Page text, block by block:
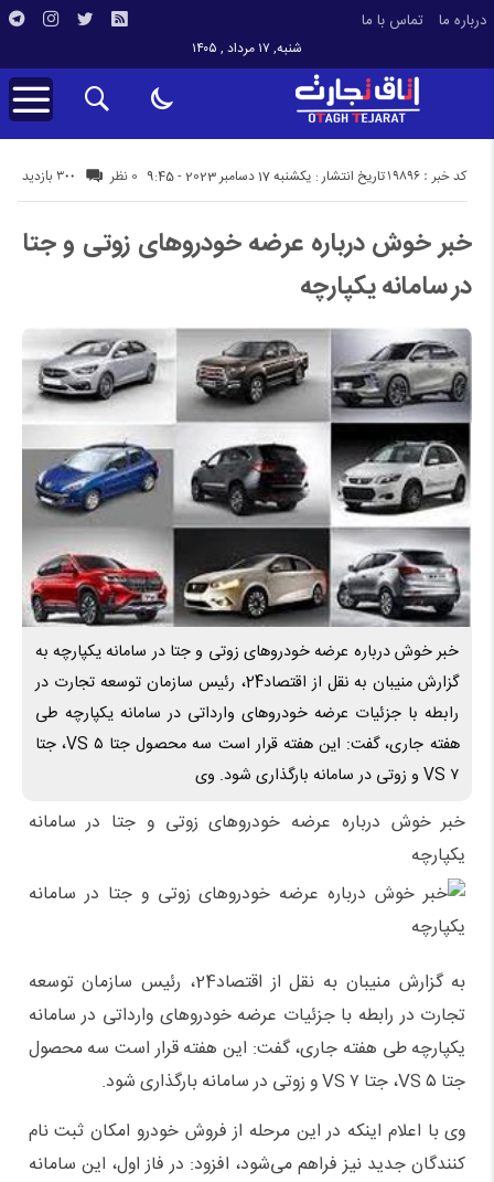
درباره ما تماس با ما
شنبه, ۱۷ مرداد , ۱۴۰۵
تاریخ انتشار : یکشنبه 17 دسامبر 2023 - 9:45 300 بازدید کد خبر : 19896 0 نظر
خبر خوش درباره عرضه خودرو‌های زوتی و جتا
در سامانه یکپارچه
خبر خوش درباره عرضه خودرو‌های زوتی و جتا در سامانه یکپارچه به
گزارش منیبان به نقل از اقتصاد24، رئیس سازمان توسعه تجارت در
رابطه با جزئیات عرضه خودرو‌های وارداتی در سامانه یکپارچه طی
هفته جاری، گفت: این هفته قرار است سه محصول جتا VS ۵، جتا
VS ۷ و زوتی در سامانه بارگذاری شود. وی
خبر خوش درباره عرضه خودرو‌های زوتی و جتا در سامانه
یکپارچه
به گزارش منیبان به نقل از اقتصاد24، رئیس سازمان توسعه
تجارت در رابطه با جزئیات عرضه خودرو‌های وارداتی در سامانه
یکپارچه طی هفته جاری، گفت: این هفته قرار است سه محصول
جتا VS ۵، جتا VS ۷ و زوتی در سامانه بارگذاری شود.
وی با اعلام اینکه در این مرحله از فروش خودرو امکان ثبت نام
کنندگان جدید نیز فراهم می‌شود، افزود: در فاز اول، این سامانه